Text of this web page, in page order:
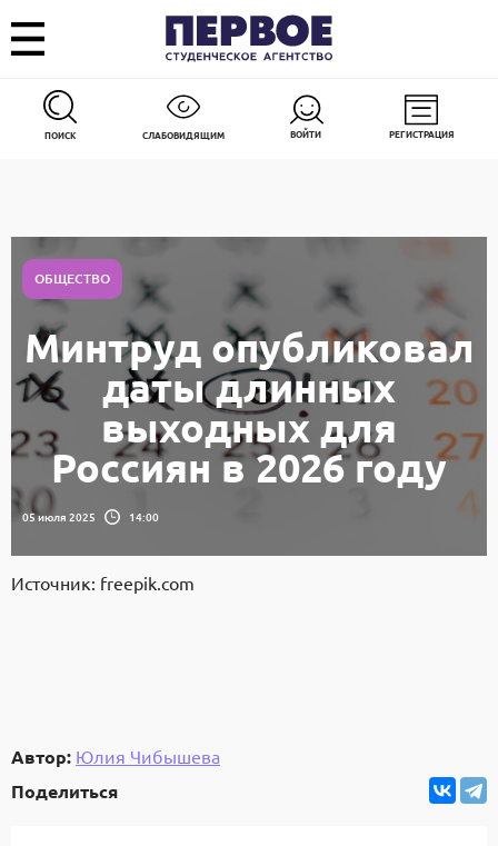
ПОИСК СЛАБОВИДЯЩИМ ВОЙТИ РЕГИСТРАЦИЯ
ОБЩЕСТВО
Минтруд опубликовал
даты длинных
выходных для
Россиян в 2026 году
05 июля 2025 14:00
Источник: freepik.com
Автор: Юлия Чибышева
Поделиться